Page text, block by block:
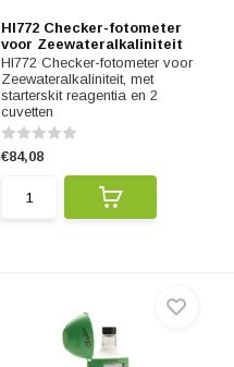
HI772 Checker-fotometer
voor Zeewateralkaliniteit
HI772 Checker-fotometer voor
Zeewateralkaliniteit, met
starterskit reagentia en 2
cuvetten
€84,08